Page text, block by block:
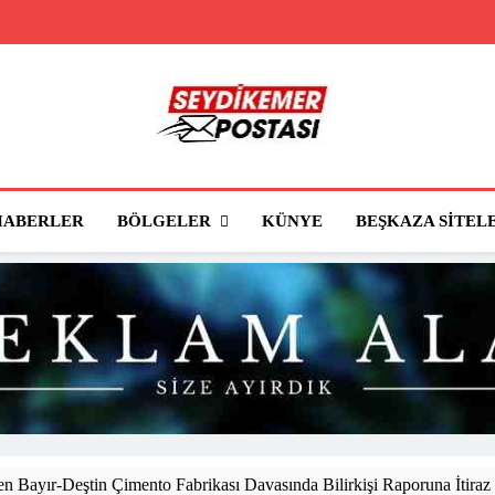
Seydikemer
BÖLGELER KÜNYE BEŞKAZA
Bayır-Deştin Çimento Fabrikası Davasında Bilirkişi Raporuna İtiraz